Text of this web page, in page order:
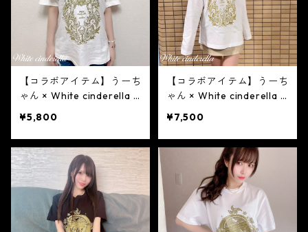
【コラボアイテム】うーち
ゃん × White cinderella C
［白×ゴールドラメ］
¥5,800
【コラボアイテム】うーち
ゃん × White cinderella C
ゴールドラメ］
¥7,500